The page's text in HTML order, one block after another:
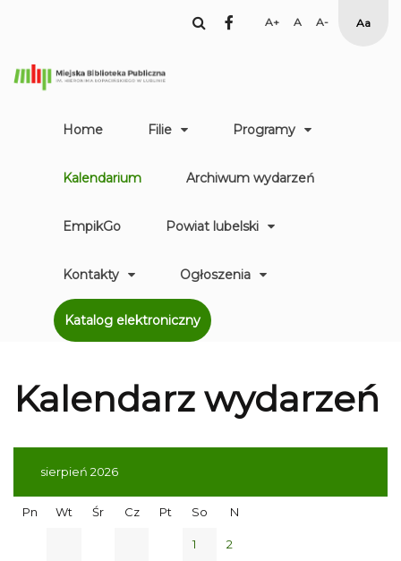
facebook
Set Set
Smaller
High
Home Filie Programy
Kalendarium Archiwum wydarzeń
EmpikGo Powiat lubelski
Kontakty Ogłoszenia
Katalog elektroniczny
Kalendarz wydarzeń
sierpień 2026
Pn Wt Śr Cz Pt So N
1 2